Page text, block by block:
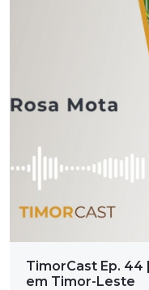
TimorCast Ep. 44
em Timor-Leste